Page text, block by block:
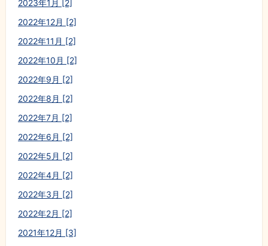
2023年1月 [2]
2022年12月 [2]
2022年11月 [2]
2022年10月 [2]
2022年9月 [2]
2022年8月 [2]
2022年7月 [2]
2022年6月 [2]
2022年5月 [2]
2022年4月 [2]
2022年3月 [2]
2022年2月 [2]
2021年12月 [3]